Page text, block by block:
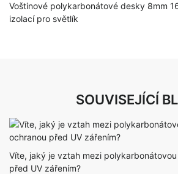
Voštinové polykarbonátové desky 8mm
izolací pro světlík
SOUVISEJÍCÍ
Víte, jaký je vztah mezi
před UV zářením?